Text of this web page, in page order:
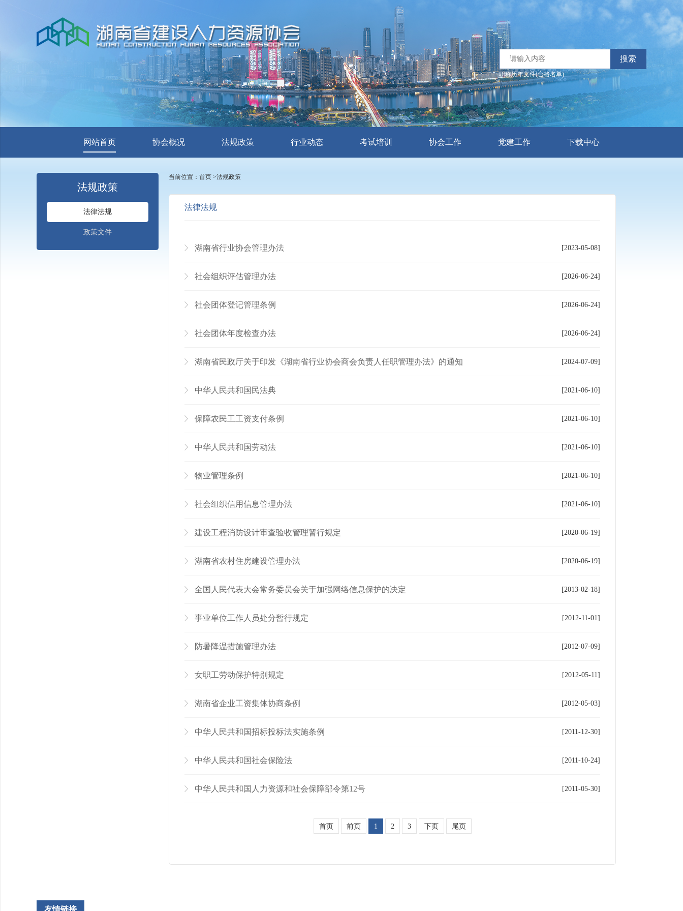
搜索
职称历年文件(合格名单)
网站首页 协会概况 法规政策 行业动态 考试培训 协会工作 党建工作 下载中心
法规政策
法律法规
政策文件
当前位置： 首页 >法规政策
法律法规
[2023-05-08]
湖南省行业协会管理办法
[2026-06-24]
社会组织评估管理办法
[2026-06-24]
社会团体登记管理条例
[2026-06-24]
社会团体年度检查办法
[2024-07-09]
湖南省民政厅关于印发《湖南省行业协会商会负责人任职管理办法》的通知
[2021-06-10]
中华人民共和国民法典
[2021-06-10]
保障农民工工资支付条例
[2021-06-10]
中华人民共和国劳动法
[2021-06-10]
物业管理条例
[2021-06-10]
社会组织信用信息管理办法
[2020-06-19]
建设工程消防设计审查验收管理暂行规定
[2020-06-19]
湖南省农村住房建设管理办法
[2013-02-18]
全国人民代表大会常务委员会关于加强网络信息保护的决定
[2012-11-01]
事业单位工作人员处分暂行规定
[2012-07-09]
防暑降温措施管理办法
[2012-05-11]
女职工劳动保护特别规定
[2012-05-03]
湖南省企业工资集体协商条例
[2011-12-30]
中华人民共和国招标投标法实施条例
[2011-10-24]
中华人民共和国社会保险法
[2011-05-30]
中华人民共和国人力资源和社会保障部令第12号
首页 前页 1 2 3 下页 尾页
友情链接